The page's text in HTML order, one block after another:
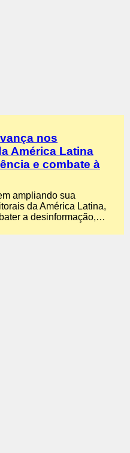
nos
América Latina
e combate à
ampliando sua
da América Latina,
a desinformação,…